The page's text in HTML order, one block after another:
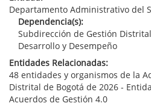
Departamento Administrativo del
Dependencia(s):
Subdirección de Gestión
Desarrollo y Desempeño
Entidades Relacionadas:
48 entidades y organismos de la
Distrital de Bogotá de 2026 -
Acuerdos de Gestión 4.0